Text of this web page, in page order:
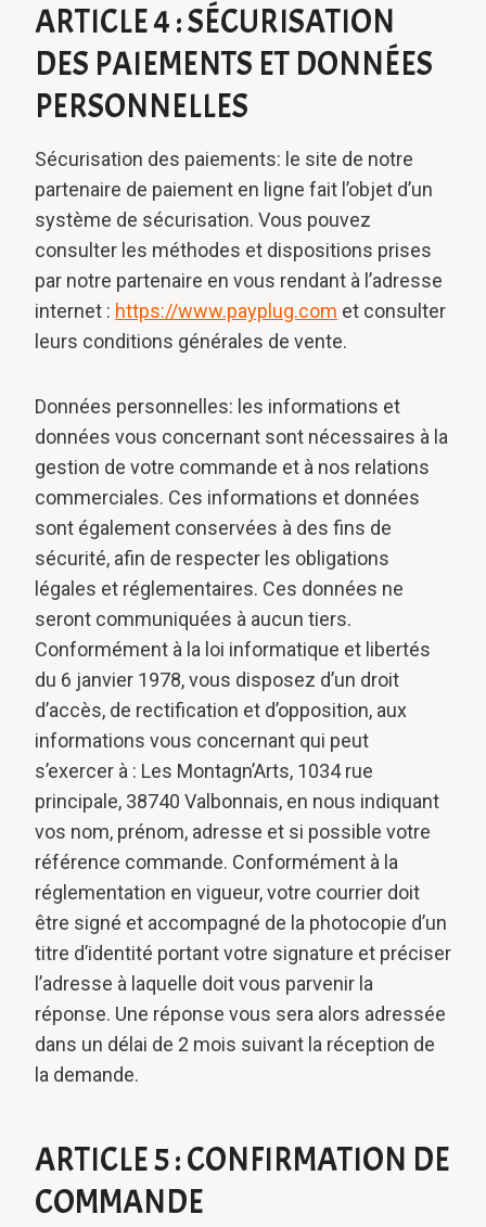
ARTICLE 4 : SÉCURISATION
DES PAIEMENTS ET DONNÉES
PERSONNELLES
Sécurisation des paiements: le site de notre
partenaire de paiement en ligne fait l’objet d’un
système de sécurisation. Vous pouvez
consulter les méthodes et dispositions prises
par notre partenaire en vous rendant à l’adresse
internet : https://www.payplug.com et consulter
leurs conditions générales de vente.
Données personnelles: les informations et
données vous concernant sont nécessaires à la
gestion de votre commande et à nos relations
commerciales. Ces informations et données
sont également conservées à des fins de
sécurité, afin de respecter les obligations
légales et réglementaires. Ces données ne
seront communiquées à aucun tiers.
Conformément à la loi informatique et libertés
du 6 janvier 1978, vous disposez d’un droit
d’accès, de rectification et d’opposition, aux
informations vous concernant qui peut
s’exercer à : Les Montagn’Arts, 1034 rue
principale, 38740 Valbonnais, en nous indiquant
vos nom, prénom, adresse et si possible votre
référence commande. Conformément à la
réglementation en vigueur, votre courrier doit
être signé et accompagné de la photocopie d’un
titre d’identité portant votre signature et préciser
l’adresse à laquelle doit vous parvenir la
réponse. Une réponse vous sera alors adressée
dans un délai de 2 mois suivant la réception de
la demande.
ARTICLE 5 : CONFIRMATION DE
COMMANDE